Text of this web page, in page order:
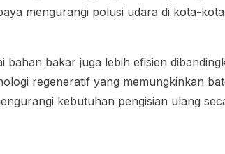
mengurangi polusi udara di kota-
bahan bakar juga lebih efisien
regeneratif yang memungkinkan
kebutuhan pengisian ulang